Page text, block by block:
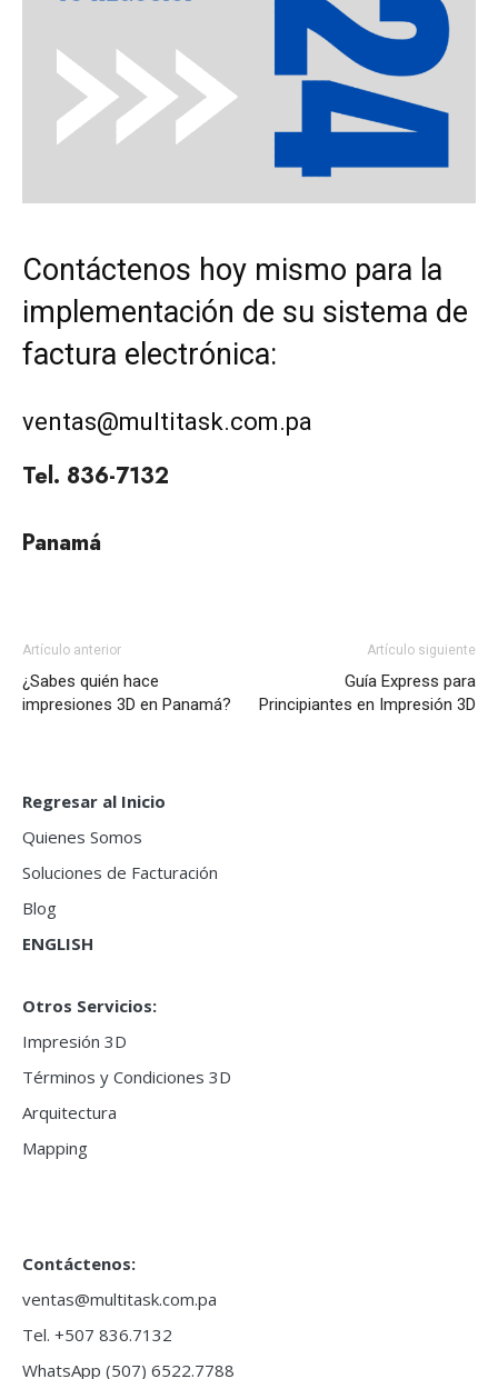
Contáctenos hoy mismo para la
implementación de su sistema de
factura electrónica:
ventas@multitask.com.pa
Tel. 836-7132
Panamá
Artículo anterior
¿Sabes quién hace
impresiones 3D en Panamá?
Artículo siguiente
Guía Express para
Principiantes en Impresión 3D
Regresar al Inicio
Quienes Somos
Soluciones de Facturación
Blog
ENGLISH
Otros Servicios:
Impresión 3D
Términos y Condiciones 3D
Arquitectura
Mapping
Contáctenos:
ventas@multitask.com.pa
Tel. +507 836.7132
WhatsApp (507) 6522.7788